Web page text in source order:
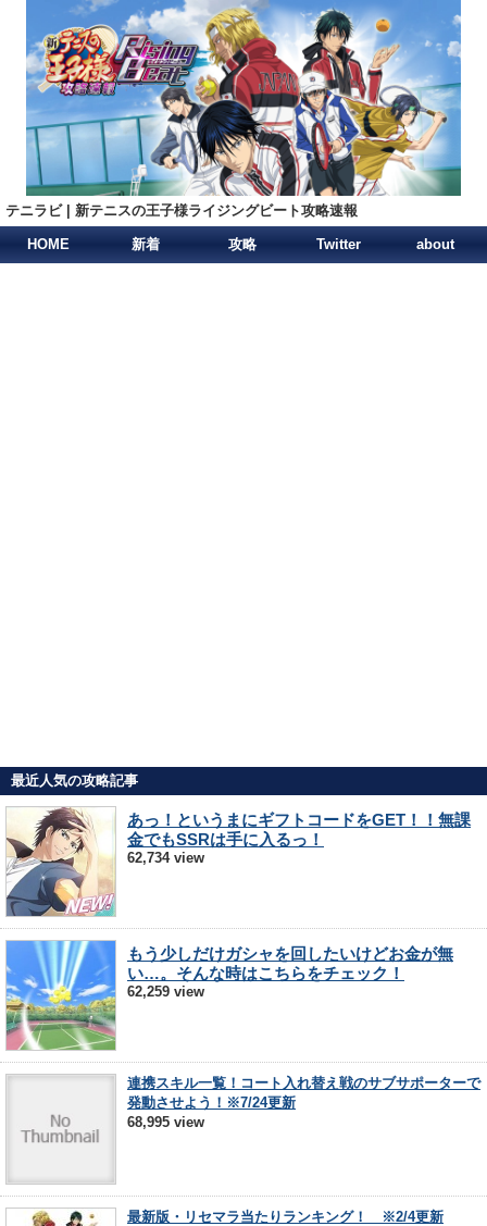
テニラビ | 新テニスの王子様ライジングビート攻略速報
HOME 新着 攻略 Twitter about
最近人気の攻略記事
あっ！というまにギフトコードをGET！！無課
金でもSSRは手に入るっ！
62,734 view
もう少しだけガシャを回したいけどお金が無
い…。そんな時はこちらをチェック！
62,259 view
連携スキル一覧！コート入れ替え戦のサブサポーターで
発動させよう！※7/24更新
68,995 view
最新版・リセマラ当たりランキング！ ※2/4更新